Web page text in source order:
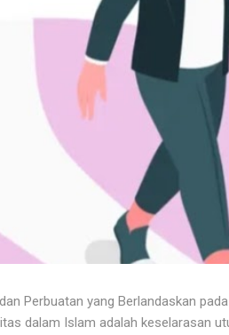
Perbuatan yang Berlandaskan
dalam Islam adalah keselarasan